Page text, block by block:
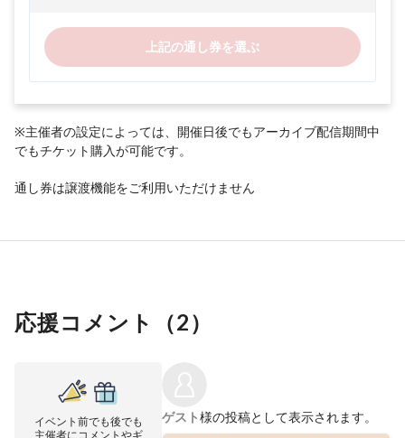
上記の通し券を選ぶ
※主催者の設定によっては、開催日後でもアーカイブ配信期間中
でもチケット購入が可能です。
通し券は譲渡機能をご利用いただけません
応援コメント（2）
イベント前でも後でも
主催者にコメントやギ
ゲスト様の投稿として表示されます。